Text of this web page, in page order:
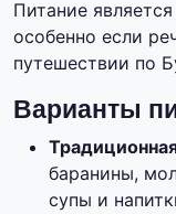
Питание
особенно если
путешествии по
Варианты
баранины,
супы и